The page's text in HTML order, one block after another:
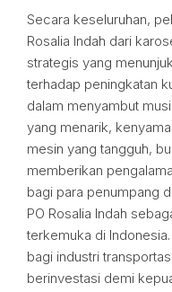
Secara keseluruhan,
Rosalia Indah dari
strategis yang
terhadap peningkatan
dalam menyambut
yang menarik,
mesin yang tangguh,
memberikan
bagi para penumpang
PO Rosalia Indah
terkemuka di
bagi industri
berinvestasi demi